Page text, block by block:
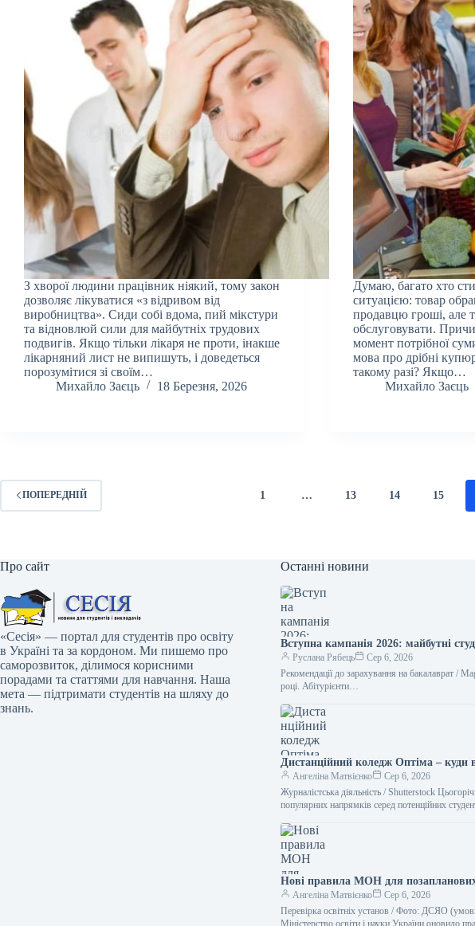
З хворої людини працівник ніякий, тому закон
дозволяє лікуватися «з відривом від
виробництва». Сиди собі вдома, пий мікстури
та відновлюй сили для майбутніх трудових
подвигів. Якщо тільки лікаря не проти, інакше
лікарняний лист не випишуть, і доведеться
порозумітися зі своїм…
Михайло Заєць
18 Березня, 2026
Думаю, багато хто
ситуацією: товар
продавцю гроші, але
обслуговувати.
момент потрібної
мова про дрібні
такому разі? Якщо…
Михайло Заєць
ПОПЕРЕДНІЙ 1 … 13 14 15
Про сайт
«Сесія» — портал для студентів про освіту
в Україні та за кордоном. Ми пишемо про
саморозвиток, ділимося корисними
порадами та статтями для навчання. Наша
мета — підтримати студентів на шляху до
знань.
Останні новини
Вступна кампанія 2026: майбутні
Руслана Рябець
Сер 6, 2026
Рекомендації до зарахування на бакалаврат /
році. Абітурієнти…
Дистанційний коледж Оптіма – куди
Ангеліна Матвієнко
Сер 6, 2026
Журналістська діяльність / Shutterstock
популярних напрямків серед потенційних
Нові правила МОН для
Ангеліна Матвієнко
Сер 6, 2026
Перевірка освітніх установ / Фото: ДСЯО
Міністерство освіти і науки України оновило